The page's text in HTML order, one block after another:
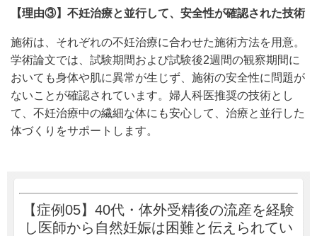
【理由③】 不妊治療と並行して、安全性が確認された技術
施術は、それぞれの不妊治療に合わせた施術方法を用意。
学術論文では、試験期間および試験後2週間の観察期間に
おいても身体や肌に異常が生じず、施術の安全性に問題が
ないことが確認されています。婦人科医推奨の技術とし
て、不妊治療中の繊細な体にも安心して、治療と並行した
体づくりをサポートします。
【症例05】40代・体外受精後の流産を経験
し医師から自然妊娠は困難と伝えられてい